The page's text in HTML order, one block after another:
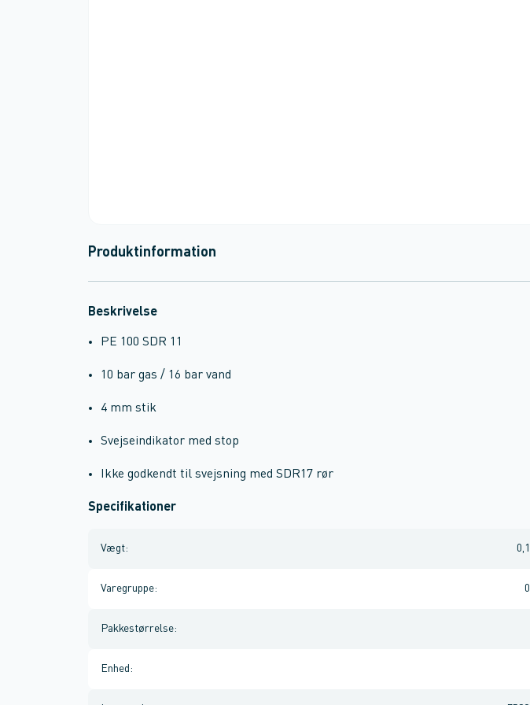
Produktinformation
Beskrivelse
PE 100 SDR 11
10 bar gas / 16 bar vand
4 mm stik
Svejseindikator med stop
Ikke godkendt til svejsning med SDR17 rør
Specifikationer
Vægt:
Varegruppe:
Pakkestørrelse:
Enhed :